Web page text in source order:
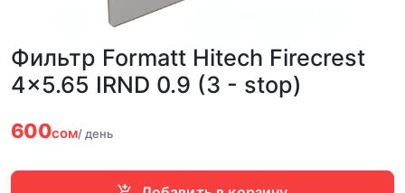
Фильтр Formatt Hitech Firecrest
4x5.65 IRND 0.9 (3 - stop)
600сом/ день